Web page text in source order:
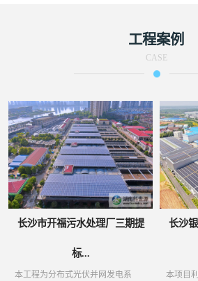
工程案例
CASE
长沙市开福污水处理厂三期提
标...
本工程为分布式光伏并网发电系
长沙
本项目